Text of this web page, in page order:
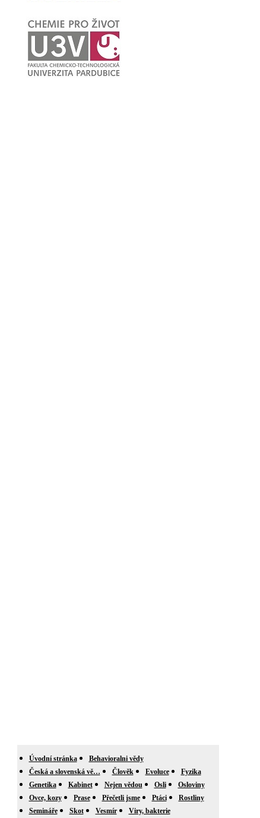
Úvodní stránka
Behavioralni vědy
Česká a slovenská vě…
Člověk Evoluce
Fyzika
Genetika
Kabinet Nejen vědou Osli
Osloviny
Ovce, kozy
Prase Přečetli jsme Ptáci
Rostliny
Semináře
Skot Vesmír Viry, bakterie